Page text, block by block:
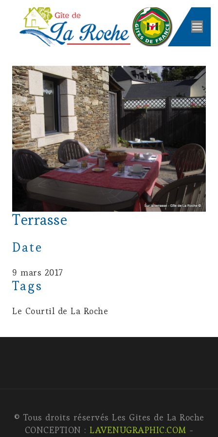
Terrasse
Date
9 mars 2017
Tags
Le Courtil de La Roche
© Tous droits réservés Les Gites de La Roche
CONCEPTION : LAVENUGRAPHIC.COM -